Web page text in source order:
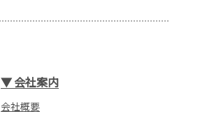
▼会社案内
会社概要